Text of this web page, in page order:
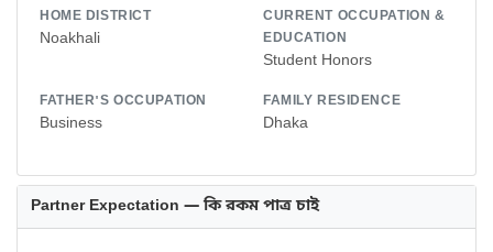
HOME DISTRICT
Noakhali
CURRENT OCCUPATION &
EDUCATION
Student Honors
FATHER'S OCCUPATION
Business
FAMILY RESIDENCE
Dhaka
Partner Expectation — কি রকম পাত্র চাই